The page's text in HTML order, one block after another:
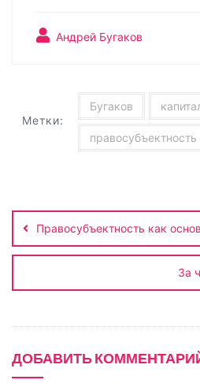
y
k
o
a
s
k
i
p
Андрей Бугаков
Метки:
Бугаков
правосубъектность
по
записям
Правосубъектность как
За
ДОБАВИТЬ